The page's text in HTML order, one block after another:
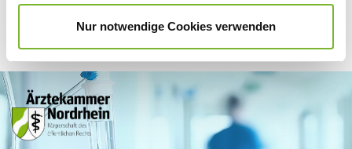
Nur notwendige Cookies verwenden